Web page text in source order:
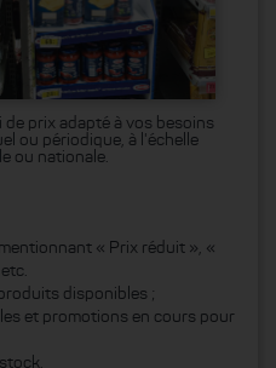
de prix adapté à vos besoins
ou périodique, à l'échelle
ou nationale.
« Prix réduit », «
disponibles ;
et promotions en cours pour